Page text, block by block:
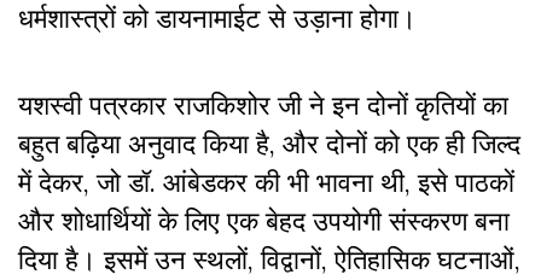
धर्मशास्त्रों को डायनामाईट से उड़ाना होगा।
यशस्वी पत्रकार राजकिशोर जी ने इन दोनों कृतियों का
बहुत बढ़िया अनुवाद किया है, और दोनों को एक ही जिल्द
में देकर, जो डॉ. आंबेडकर की भी भावना थी, इसे पाठकों
और शोधार्थियों के लिए एक बेहद उपयोगी संस्करण बना
दिया है। इसमें उन स्थलों, विद्वानों, ऐतिहासिक घटनाओं,